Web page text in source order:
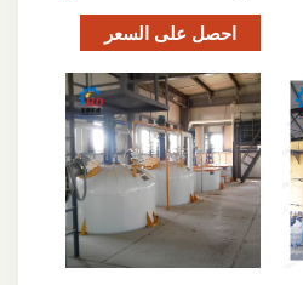
احصل على السعر